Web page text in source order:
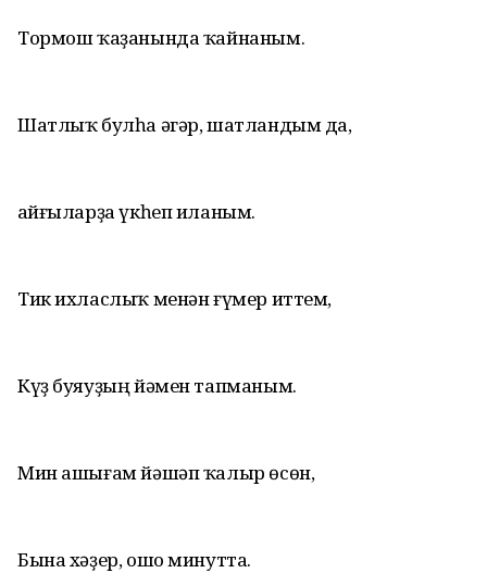
Тормош ҡаҙанында ҡайнаным.
Шатлыҡ булһа әгәр, шатландым да,
Ҡайғыларҙа үкһеп иланым.
Тик ихласлыҡ менән ғүмер иттем,
Күҙ буяуҙың йәмен тапманым.
Мин ашығам йәшәп ҡалыр өсөн,
Бына хәҙер, ошо минутта.